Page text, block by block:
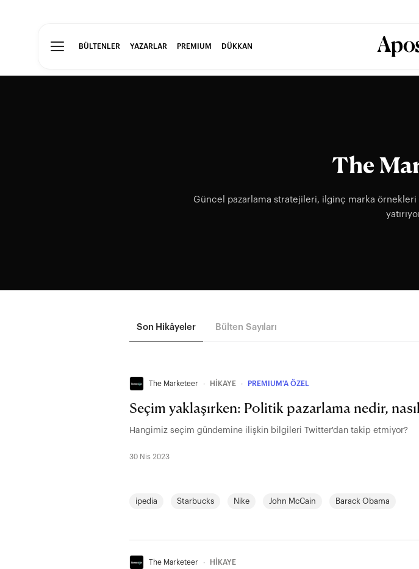
BÜLTENLER YAZARLAR PREMIUM DÜKKAN
The
Güncel pazarlama stratejileri, ilginç marka örnekleri
Son Hikâyeler Bülten Sayıları
The Marketeer ∙ HİKAYE ∙ PREMIUM'A ÖZEL
Seçim yaklaşırken: Politik pazarlama nedir, nasıl
Hangimiz seçim gündemine ilişkin bilgileri Twitter'dan takip etmiyor?
30 Nis 2023
ipedia Starbucks Nike John McCain Barack Obama
The Marketeer ∙ HİKAYE